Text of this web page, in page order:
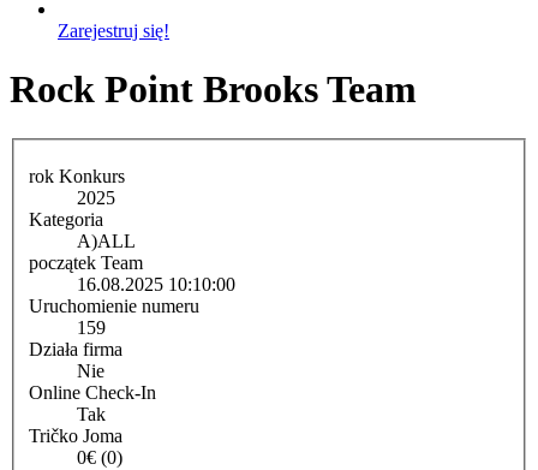
Zarejestruj się!
Rock Point Brooks Team
rok Konkurs
2025
Kategoria
A)ALL
początek Team
16.08.2025 10:10:00
Uruchomienie numeru
159
Działa firma
Nie
Online Check-In
Tak
Tričko Joma
0€ (0)